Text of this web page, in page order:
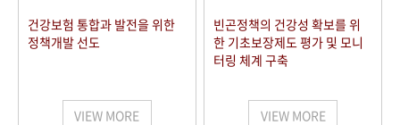
건강보험 통합과 발전을 위한
정책개발 선도
VIEW MORE
빈곤정책의 건강성 확보를 위
한 기초보장제도 평가 및 모니
터링 체계 구축
VIEW MORE